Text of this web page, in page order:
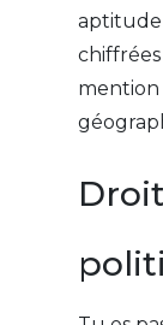
aptitude
mention